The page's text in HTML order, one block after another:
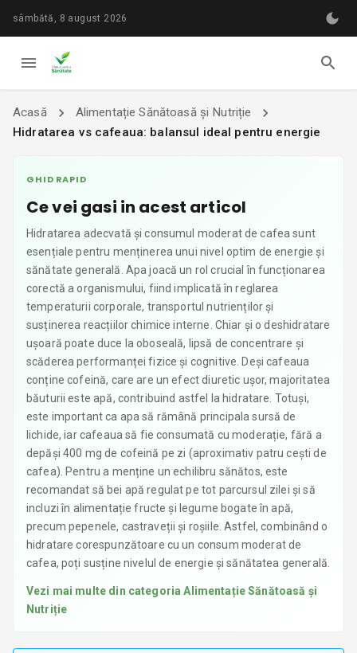
sâmbătă, 8 august 2026
Acasă
Alimentație Sănătoasă și Nutriție
Hidratarea vs cafeaua: balansul ideal pentru energie
GHID RAPID
Ce vei gasi in acest articol
Hidratarea adecvată și consumul moderat de cafea sunt
esențiale pentru menținerea unui nivel optim de energie și
sănătate generală. Apa joacă un rol crucial în funcționarea
corectă a organismului, fiind implicată în reglarea
temperaturii corporale, transportul nutrienților și
susținerea reacțiilor chimice interne. Chiar și o deshidratare
ușoară poate duce la oboseală, lipsă de concentrare și
scăderea performanței fizice și cognitive. Deși cafeaua
conține cofeină, care are un efect diuretic ușor, majoritatea
băuturii este apă, contribuind astfel la hidratare. Totuși,
este important ca apa să rămână principala sursă de
lichide, iar cafeaua să fie consumată cu moderație, fără a
depăși 400 mg de cofeină pe zi (aproximativ patru cești de
cafea). Pentru a menține un echilibru sănătos, este
recomandat să bei apă regulat pe tot parcursul zilei și să
incluzi în alimentație fructe și legume bogate în apă,
precum pepenele, castraveții și roșiile. Astfel, combinând o
hidratare corespunzătoare cu un consum moderat de
cafea, poți susține nivelul de energie și sănătatea generală.
Vezi mai multe din categoriaAlimentație Sănătoasă și
Nutriție